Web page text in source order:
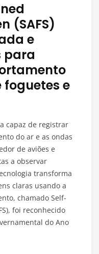
(SAFS)
e
para
foguetes e
capaz de registrar
do ar e as ondas
de aviões e
a observar
transforma
claras usando a
chamado Self-
foi reconhecido
do Ano